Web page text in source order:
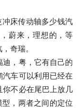
床传动轴多少钱汽
蔚来，理想的，等
奇瑞。
，粤，它有自己的
车可以利用已经在
不必在尾巴上放几
，两者之间的定位